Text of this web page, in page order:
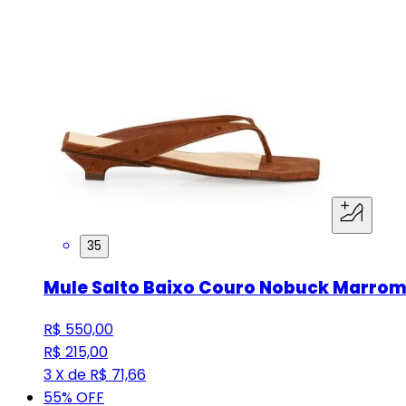
35
Mule Salto Baixo Couro Nobuck
R$ 550,00
R$ 215,00
3 X de R$ 71,66
55% OFF